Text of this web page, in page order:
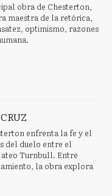
obra de Chesterton,
maestra de la retórica,
optimismo, razones
enfrenta la fe y el
del duelo entre el
Turnbull. Entre
la obra explora